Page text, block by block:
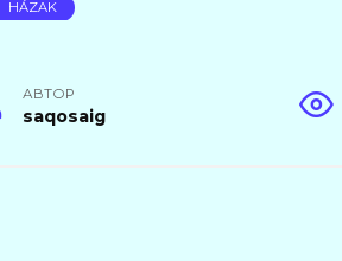
HÁZAK
АВТОР
saqosaig